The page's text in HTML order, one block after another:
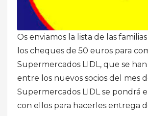
Os enviamos la lista de las
los cheques de 50 euros para
Supermercados LIDL, que se
entre los nuevos socios del mes
Supermercados LIDL se pondrá
con ellos para hacerles entrega